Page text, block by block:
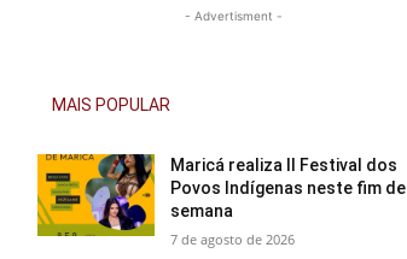
- Advertisment -
MAIS POPULAR
Maricá realiza II Festival dos
Povos Indígenas neste fim de
semana
7 de agosto de 2026